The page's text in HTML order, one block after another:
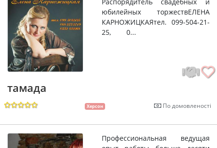
юбилейных торжествЕЛЕНА
КАРНОЖИЦКАЯтел. 099-504-21-
25, 0...
тамада
Херсон По домовленості
Профессиональная ведущая